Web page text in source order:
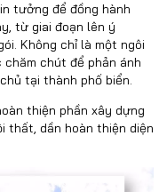
tưởng để đồng hành
từ giai đoạn lên ý
Không chỉ là một ngôi
chút để phản ánh
tại thành phố biển.
thiện phần xây dựng
thất, dần hoàn thiện diện